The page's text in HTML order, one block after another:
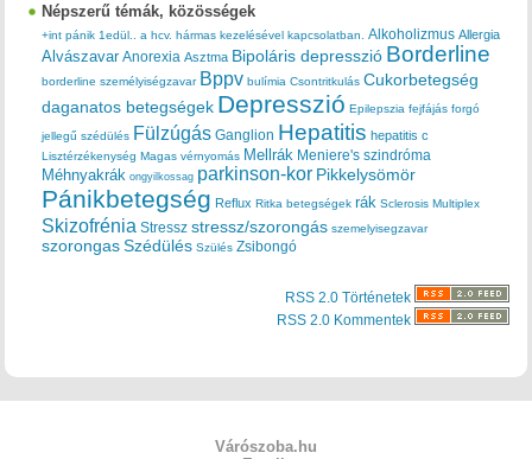
Népszerű témák, közösségek
+int pánik 1edül.. a hcv. hármas kezelésével kapcsolatban. Alkoholizmus Allergia
Alvászavar Anorexia Asztma Bipoláris depresszió Borderline
borderline személyiségzavar Bppv bulímia Csontritkulás Cukorbetegség
daganatos betegségek Depresszió Epilepszia fejfájás forgó
jellegű szédülés Fülzúgás Ganglion Hepatitis hepatitis c
Lisztérzékenység Magas vérnyomás Mellrák Meniere's szindróma
Méhnyakrák ongyilkossag parkinson-kor Pikkelysömör
Pánikbetegség Reflux Ritka betegségek rák Sclerosis Multiplex
Skizofrénia Stressz stressz/szorongás szemelyisegzavar
szorongas Szédülés Szülés Zsibongó
RSS 2.0 Történetek
RSS 2.0 Kommentek
Várószoba.hu